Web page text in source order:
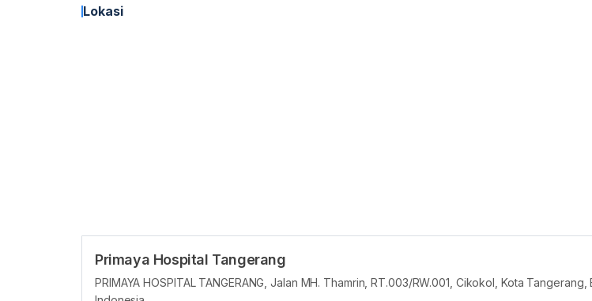
Lokasi
Primaya Hospital Tangerang
PRIMAYA HOSPITAL TANGERANG, Jalan MH. Thamrin, RT.003/RW.001, Cikokol, Kota Tangerang,